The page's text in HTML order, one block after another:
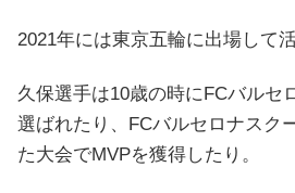
2021年には東京五輪に出場して
久保選手は10歳の時にFCバルセ
選ばれたり、FCバルセロナスク
た大会でMVPを獲得したり。